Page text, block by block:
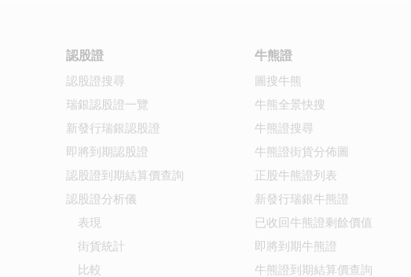
認股證
認股證搜尋
瑞銀認股證一覽
新發行瑞銀認股證
即將到期認股證
認股證到期結算價查詢
認股證分析儀
表現
街貨統計
比較
牛熊證
圖搜牛熊
牛熊全景快搜
牛熊證搜尋
牛熊證街貨分佈圖
正股牛熊證列表
新發行瑞銀牛熊證
已收回牛熊證剩餘價值
即將到期牛熊證
牛熊證到期結算價查詢